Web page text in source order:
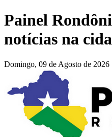
Painel
notícias na
Domingo, 09 de Agosto de 2026